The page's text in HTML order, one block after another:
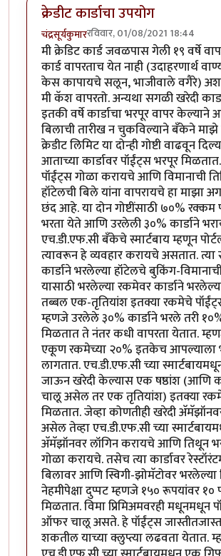
क्रेडीट कार्डाचा उपयोग
चंद्रसूर्यकुमाररविवार, 01/08/2021 18:44
मी क्रेडिट कार्ड जवळपास गेली १९ वर्षे
कार्ड वापरताच येत नाही (उदाहरणार्थ
केस कापायचे सलून, भाजीवाले वगैरे)
मी कॅश वापरतो. अन्यथा सगळी खरेदी
इतकी वर्षे कार्डाचा भरपूर वापर केल्याने
बिलाची तारीख न चुकविल्याने बँकेने
क्रेडीट लिमिट या दोन्ही गोष्टी वाढवून
आताच्या कार्डावर पॉईंट्स भरपूर
पॉईंट्स गोळा करायचे आणि विमानाची
हॉटेलची बिले यांना वापरायचे हा माझा
छंद आहे. या दोन गोष्टींसाठी ७०% रक्कम
भरता येते आणि उरलेली ३०% कार्डाने
एच.डी.एफ.सी बँकेचे स्मार्टबाय म्हणून
त्यावरून हे व्यवहार करायचे असतात.
कार्डाने भरलेल्या हॉटेलचे बुकिंग-
यासाठी भरलेल्या रकमेवर कार्डाने
तब्बल एक-तृतियांश इतक्या रकमेचे
म्हणजे उरलेले ३०% कार्डाने भरले तरी
मिळतात ते नंतर कधी वापरता येतात.
एकूण रकमेच्या २०% इतकेच आपल्याला
लागतात. एच.डी.एफ.सी च्या
जाऊन खरेदी केल्यास एक षष्ठांश (आणि
चालू असेल तर एक तृतियांश) इतक्या
मिळतात. जेव्हा कोणतीही खरेदी
असेल तेव्हा एच.डी.एफ.सी च्या
अ‍ॅमॅझॉनवर लॉगिन करायचे आणि तिथून
गोळा करायचे. तसेच त्या कार्डावर
बिलावर आणि स्विगी-झोमॅटोवर भरलेल्या
नेहमीपेक्षा दुप्पट म्हणजे १५० रूपयांवर १०
मिळतात. विमा प्रिमिअमवरही मधूनमधून
ऑफर चालू असते. हे पॉईंट्स
शकतील याच्या क्लुप्त्या लढवता येतात.